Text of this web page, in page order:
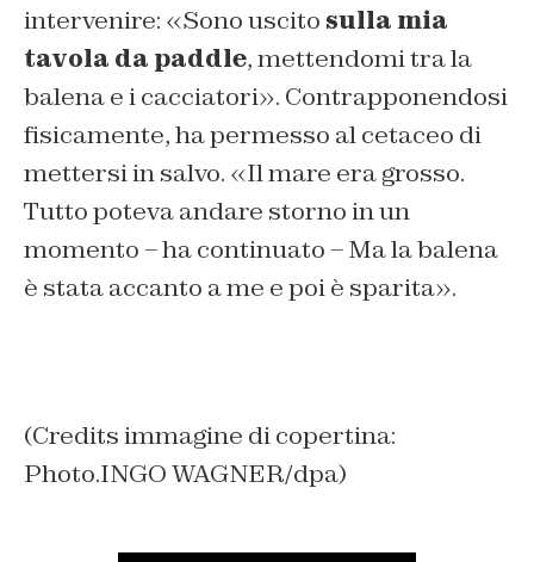
intervenire: «Sono uscito sulla mia
tavola da paddle, mettendomi tra la
balena e i cacciatori». Contrapponendosi
fisicamente, ha permesso al cetaceo di
mettersi in salvo. «Il mare era grosso.
Tutto poteva andare storno in un
momento – ha continuato – Ma la balena
è stata accanto a me e poi è sparita».
(Credits immagine di copertina:
Photo.INGO WAGNER/dpa)